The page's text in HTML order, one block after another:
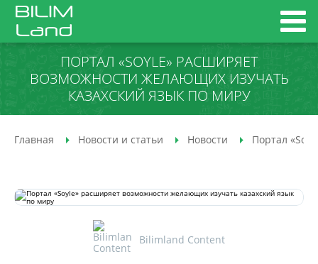
ПОРТАЛ «SOYLE» РАСШИРЯЕТ
ВОЗМОЖНОСТИ ЖЕЛАЮЩИХ ИЗУЧАТЬ
КАЗАХСКИЙ ЯЗЫК ПО МИРУ
Главная Новости и статьи Новости Портал
Bilimland Content